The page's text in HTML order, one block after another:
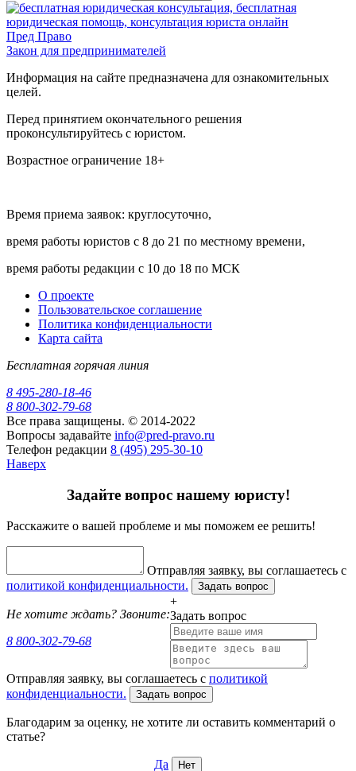
Пред Право
Закон для предпринимателей
Информация на сайте предназначена для ознакомительных
целей.
Перед принятием окончательного решения
проконсультируйтесь с юристом.
Возрастное ограничение 18+
Время приема заявок: круглосуточно,
время работы юристов с 8 до 21 по местному времени,
время работы редакции с 10 до 18 по МСК
О проекте
Пользовательское соглашение
Политика конфиденциальности
Карта сайта
Бесплатная горячая линия
8 495-280-18-46
8 800-302-79-68
Все права защищены. © 2014-2022
Вопросы задавайте info@pred-pravo.ru
Телефон редакции 8 (495) 295-30-10
Наверх
Задайте вопрос нашему юристу!
Расскажите о вашей проблеме и мы поможем ее решить!
Отправляя заявку, вы соглашаетесь с
политикой конфиденциальности.
Задать вопрос
Не хотите ждать? Звоните:
8 800-302-79-68
+
Задать вопрос
Отправляя заявку, вы соглашаетесь с политикой
конфиденциальности.
Задать вопрос
Благодарим за оценку, не хотите ли оставить комментарий о
статье?
Да Нет